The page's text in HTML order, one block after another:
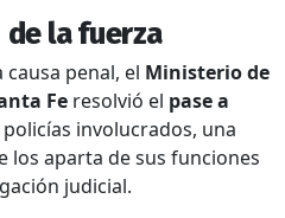
la fuerza
causa penal, el Ministerio de
Fe resolvió el pase a
involucrados, una
los aparta de sus funciones
judicial.